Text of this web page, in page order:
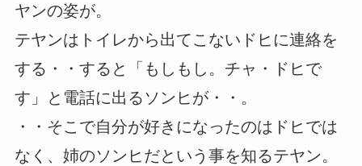
ヤンの姿が。
テヤンはトイレから出てこないドヒに連絡を
する・・すると「もしもし。チャ・ドヒで
す」と電話に出るソンヒが・・。
・・そこで自分が好きになったのはドヒでは
なく、姉のソンヒだという事を知るテヤン。